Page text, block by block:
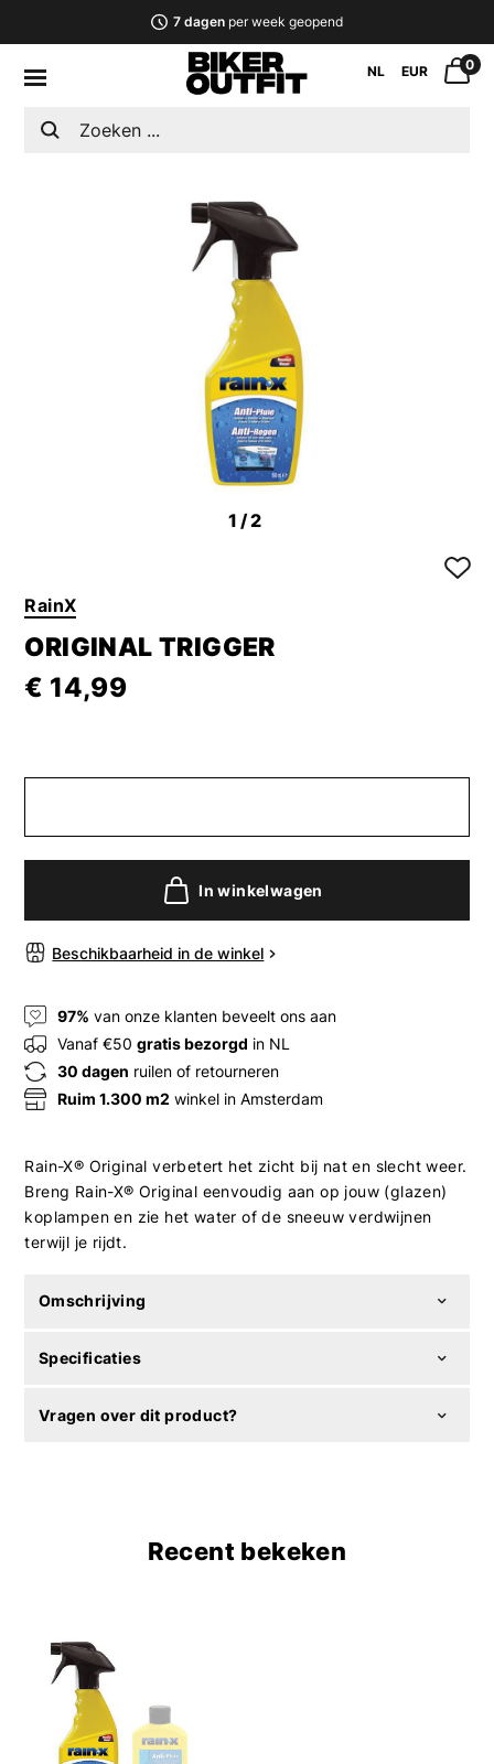
7 dagenper week geopend
NL EUR 0
1/2
RainX
ORIGINAL TRIGGER
€ 14,99
In winkelwagen
Beschikbaarheid in de winkel
97% van onze klanten beveelt ons aan
Vanaf €50gratis bezorgd in NL
30 dagen ruilen of retourneren
Ruim 1.300 m2 winkel in Amsterdam
Rain-X® Original verbetert het zicht bij nat en slecht weer.
Breng Rain-X® Original eenvoudig aan op jouw (glazen)
koplampen en zie het water of de sneeuw verdwijnen
terwijl je rijdt.
Omschrijving
Specificaties
Vragen over dit product?
Recent bekeken